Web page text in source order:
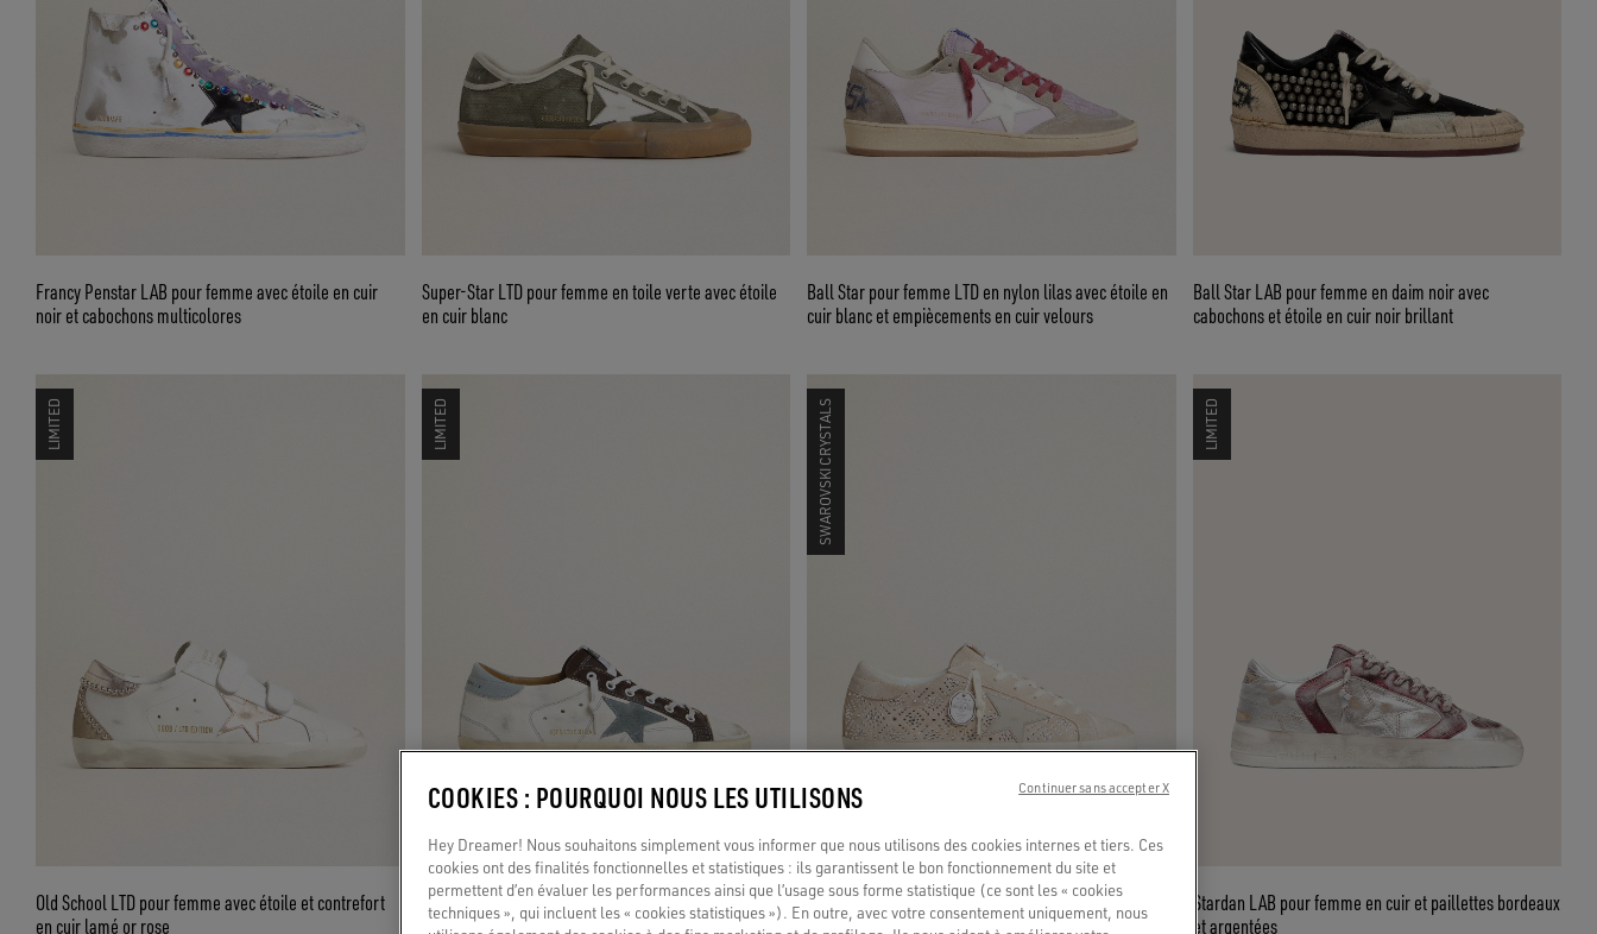
Francy Penstar LAB pour femme avec étoile en cuir
noir et cabochons multicolores
Super-Star LTD pour femme en toile verte avec étoile
en cuir blanc
Ball Star pour femme LTD en nylon lilas avec étoile en
cuir blanc et empiècements en cuir velours
Ball Star LAB pour femme en daim noir avec
cabochons et étoile en cuir noir brillant
LIMITED
Old School LTD pour femme avec étoile et contrefort
en cuir lamé or rose
LIMITED
Super-Star LTD pour femme avec étoile en cuir velours
bleu ciel et contrefort en toile bleu ciel
SWAROVSKI CRYSTALS
Super-Star LTD femme en daim avec cristaux
Swarovski et étoile en cuir gris froid
LIMITED
Stardan LAB pour femme en cuir et paillettes bordeaux
et argentées
COOKIES : POURQUOI NOUS LES UTILISONS
Hey Dreamer! Nous souhaitons simplement vous informer que nous utilisons des cookies internes et tiers. Ces
cookies ont des finalités fonctionnelles et statistiques : ils garantissent le bon fonctionnement du site et
permettent d’en évaluer les performances ainsi que l’usage sous forme statistique (ce sont les « cookies
techniques », qui incluent les « cookies statistiques »). En outre, avec votre consentement uniquement, nous
Continuer sans accepter X